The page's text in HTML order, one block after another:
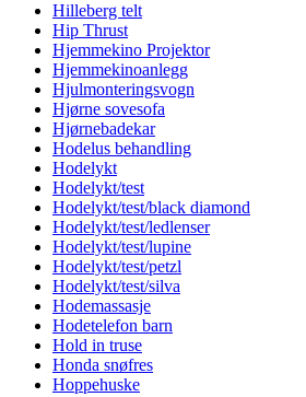
Hilleberg telt
Hip Thrust
Hjemmekino Projektor
Hjemmekinoanlegg
Hjulmonteringsvogn
Hjørne sovesofa
Hjørnebadekar
Hodelus behandling
Hodelykt
Hodelykt/test
Hodelykt/test/black diamond
Hodelykt/test/ledlenser
Hodelykt/test/lupine
Hodelykt/test/petzl
Hodelykt/test/silva
Hodemassasje
Hodetelefon barn
Hold in truse
Honda snøfres
Hoppehuske